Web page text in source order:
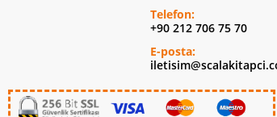
Telefon:
+90 212 706 75 70
E-posta: